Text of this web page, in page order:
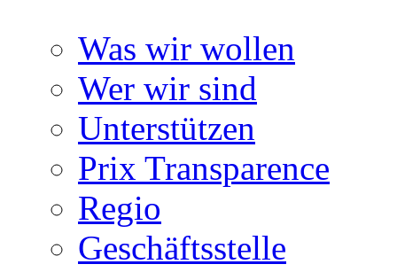
Was wir wollen
Wer wir sind
Unterstützen
Prix Transparence
Regio
Geschäftsstelle